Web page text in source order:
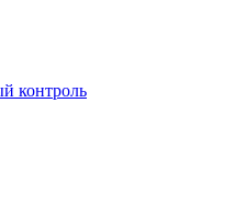
контроль